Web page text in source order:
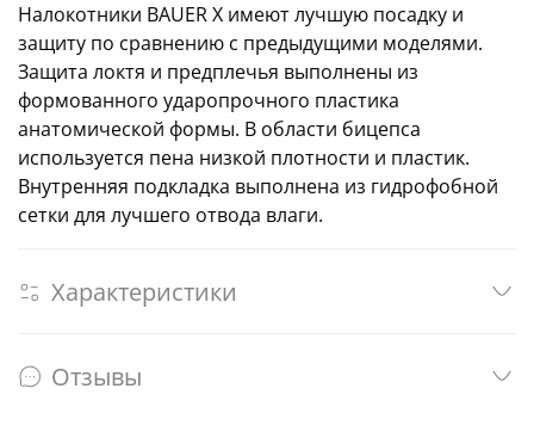
Налокотники BAUER X имеют лучшую посадку и
защиту по сравнению с предыдущими моделями.
Защита локтя и предплечья выполнены из
формованного ударопрочного пластика
анатомической формы. В области бицепса
используется пена низкой плотности и пластик.
Внутренняя подкладка выполнена из гидрофобной
сетки для лучшего отвода влаги.
Характеристики
Отзывы